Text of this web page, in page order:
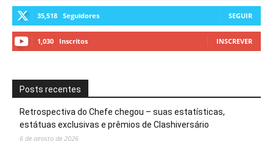
35,518 Seguidores SEGUIR
1,030 Inscritos INSCREVER
Posts recentes
Retrospectiva do Chefe chegou – suas estatísticas,
estátuas exclusivas e prêmios de Clashiversário
6 de agosto de 2026